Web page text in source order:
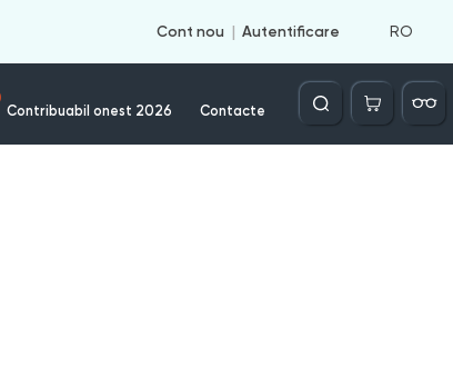
Cont nou Autentificare RO
Contribuabil onest 2026 Contacte
Căutare